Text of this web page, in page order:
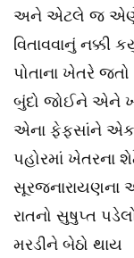
અને એટલે જ એણે
વિતાવવાનું નક્કી
પોતાના ખેતરે
બુંદો જોઈને એને
એના ફેફસાંને એક
પહોરમાં
સૂરજનારાયણના
રાતનો સુષુપ્ત
મરડીને બેઠો થાય